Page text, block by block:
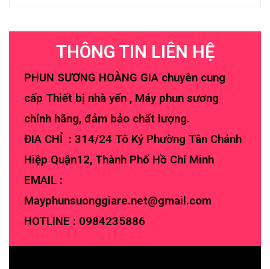
THÔNG TIN LIÊN HỆ
PHUN SƯƠNG HOÀNG GIA chuyên cung
cấp Thiết bị nhà yến , Máy phun sương
chính hãng, đảm bảo chất lượng.
ĐIA CHỈ : 314/24 Tô Ký Phường Tân Chánh
Hiệp Quận12, Thành Phố Hồ Chí Minh
EMAIL :
Mayphunsuonggiare.net@gmail.com
HOTLINE : 0984235886